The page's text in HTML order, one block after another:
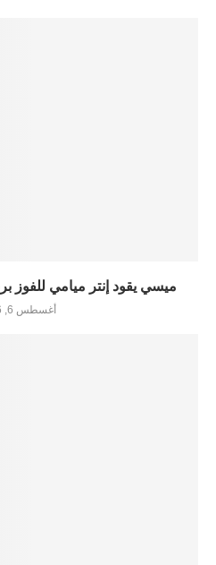
ميسي يقود إنتر ميامي للفوز
أغسطس 6, 2026